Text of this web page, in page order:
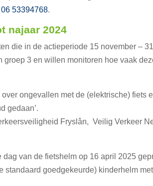
06 53394768.
najaar 2024
die in de actieperiode 15 november –
3 en willen monitoren hoe vaak
ongevallen met de (elektrische) fiets
gedaan’.
Fryslân, Veilig Verkeer
van de fietshelm op 16 april 2025
goedgekeurde) kinderhelm